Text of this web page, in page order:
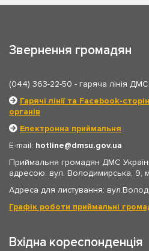
Звернення громадян
(044) 363-22-50 - гаряча лінія ДМС
Гарячі лінії та Facebook-
органів
Електронна приймальня
E-mail: hotline
dmsu.gov.ua
Приймальня громадян ДМС
адресою: вул. Володимирська, 9,
Адреса для листування:
Графік роботи приймальні
Вхідна кореспонденція